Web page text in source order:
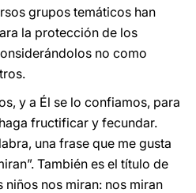
grupos temáticos han
la protección de los
no como
y a Él se lo confiamos, para
fructificar y fecundar.
una frase que me gusta
También es el título de
niños nos miran: nos miran